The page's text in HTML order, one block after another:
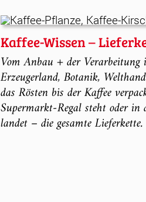
Kaffee-Wissen –
Vom Anbau + der Verarbeitung
Erzeugerland, Botanik,
das Rösten bis der Kaffee
Supermarkt-Regal steht oder in
landet – die gesamte Lieferkette.